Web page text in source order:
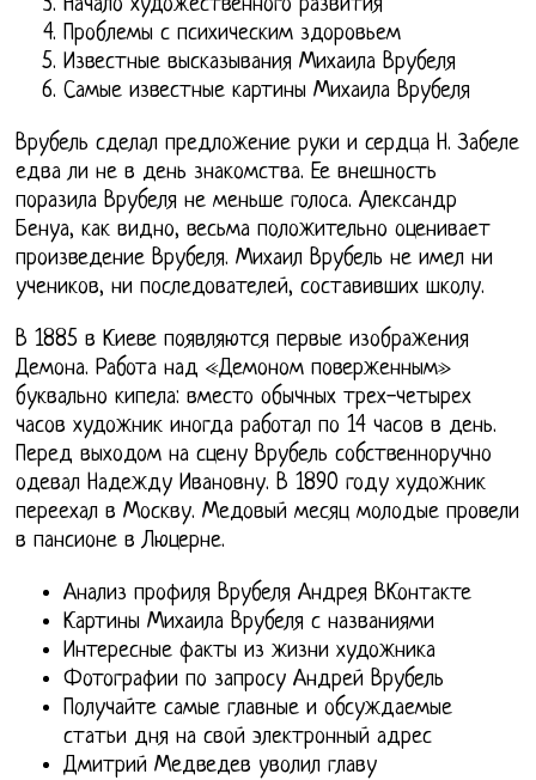
Начало художественного развития
Проблемы с психическим здоровьем
Известные высказывания Михаила Врубеля
Самые известные картины Михаила Врубеля
Врубель сделал предложение руки и сердца Н. Забеле
едва ли не в день знакомства. Ее внешность
поразила Врубеля не меньше голоса. Александр
Бенуа, как видно, весьма положительно оценивает
произведение Врубеля. Михаил Врубель не имел ни
учеников, ни последователей, составивших школу.
В 1885 в Киеве появляются первые изображения
Демона. Работа над «Демоном поверженным»
буквально кипела: вместо обычных трех-четырех
часов художник иногда работал по 14 часов в день.
Перед выходом на сцену Врубель собственноручно
одевал Надежду Ивановну. В 1890 году художник
переехал в Москву. Медовый месяц молодые провели
в пансионе в Люцерне.
Анализ профиля Врубеля Андрея ВКонтакте
Картины Михаила Врубеля с названиями
Интересные факты из жизни художника
Фотографии по запросу Андрей Врубель
Получайте самые главные и обсуждаемые
статьи дня на свой электронный адрес
Дмитрий Медведев уволил главу